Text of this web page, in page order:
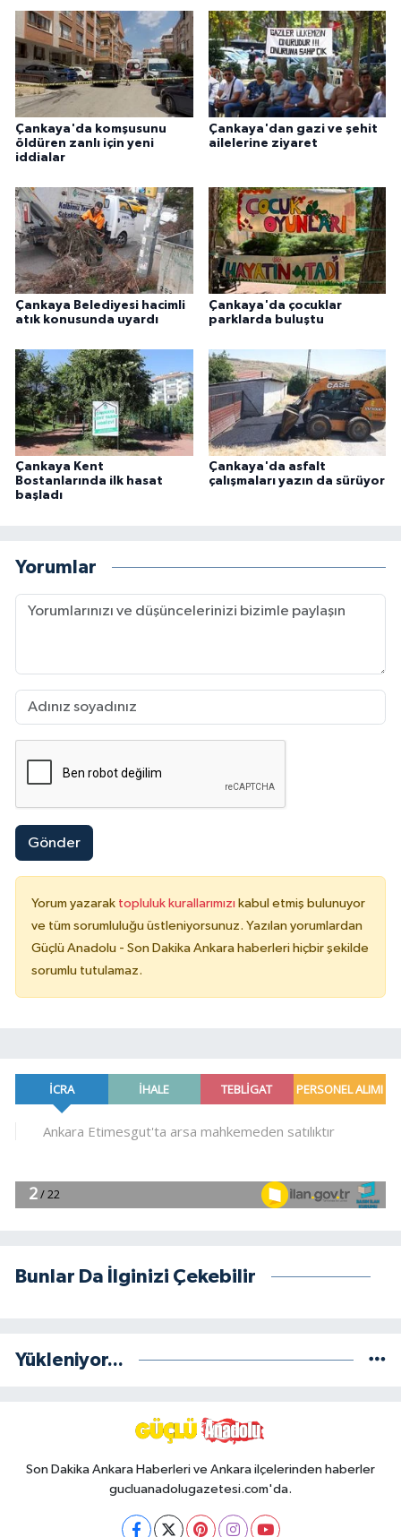
Çankaya'da komşusunu
öldüren zanlı için yeni
iddialar
Çankaya'dan gazi ve şehit
ailelerine ziyaret
Çankaya Belediyesi hacimli
atık konusunda uyardı
Çankaya'da çocuklar
parklarda buluştu
Çankaya Kent
Bostanlarında ilk hasat
başladı
Çankaya'da asfalt
çalışmaları yazın da sürüyor
Yorumlar
Gönder
Yorum yazarak topluluk kurallarımızı kabul etmiş bulunuyor
ve tüm sorumluluğu üstleniyorsunuz. Yazılan yorumlardan
Güçlü Anadolu - Son Dakika Ankara haberleri hiçbir şekilde
sorumlu tutulamaz.
Bunlar Da İlginizi Çekebilir
Yükleniyor...
Son Dakika Ankara Haberleri ve Ankara ilçelerinden haberler
gucluanadolugazetesi.com'da.